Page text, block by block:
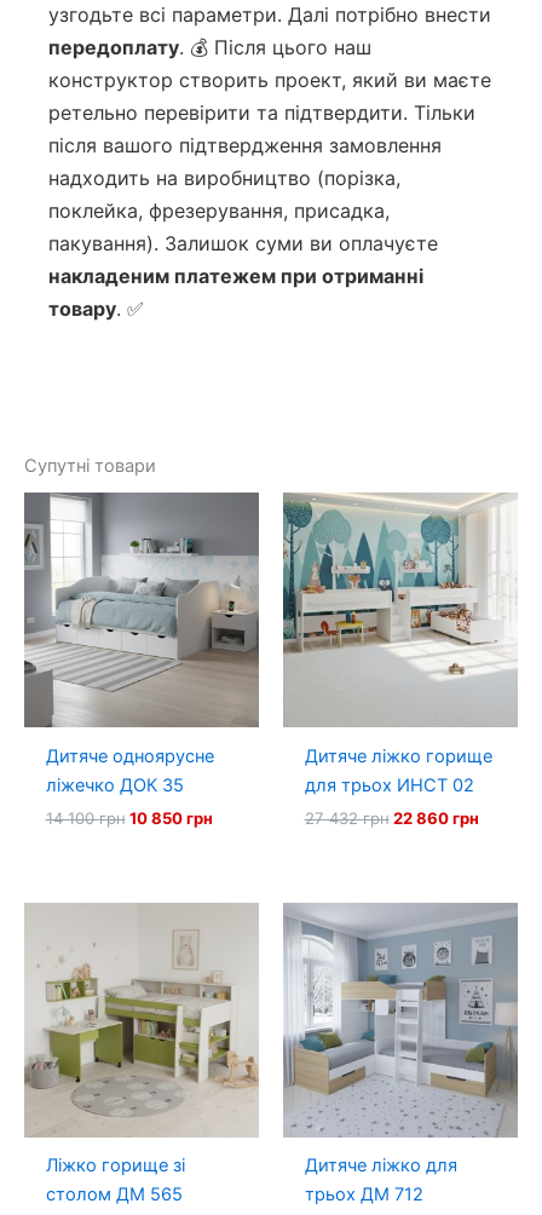
узгодьте всі параметри. Далі потрібно внести
передоплату. 💰 Після цього наш
конструктор створить проект, який ви маєте
ретельно перевірити та підтвердити. Тільки
після вашого підтвердження замовлення
надходить на виробництво (порізка,
поклейка, фрезерування, присадка,
пакування). Залишок суми ви оплачуєте
накладеним платежем при отриманні
товару. ✅
Супутні товари
Дитяче одноярусне
ліжечко ДОК 35
14 100грн Оригінальна
10 850грнПоточна
Дитяче ліжко горище
для трьох ИНСТ 02
27 432грн Оригінальна
22 860грн
Ліжко горище зі
столом ДМ 565
Дитяче ліжко для
трьох ДМ 712